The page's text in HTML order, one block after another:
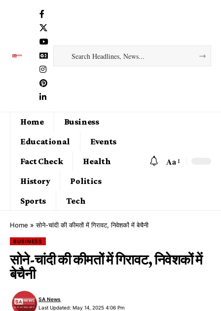
Home
Business
Educational
Events
Fact Check
Health
History
Politics
Sports
Tech
Aa
Home »सोने-चांदी की कीमतों में गिरावट, निवेशकों में बेचैनी
BUSINESS
सोने-चांदी की कीमतों में गिरावट, निवेशकों में
बेचैनी
Last Updated: May 14, 2025 4:06 Pm
SA News